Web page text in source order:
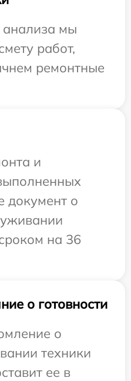
анализа мы
работ,
ремонтные
и
документ о
на 36
о готовности
о
техники
ее в